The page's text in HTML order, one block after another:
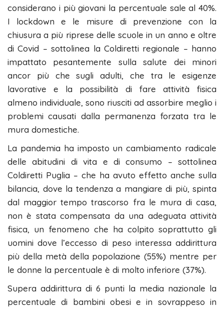
considerano i più giovani la percentuale sale al 40%.
I lockdown e le misure di prevenzione con la
chiusura a più riprese delle scuole in un anno e oltre
di Covid – sottolinea la Coldiretti regionale – hanno
impattato pesantemente sulla salute dei minori
ancor più che sugli adulti, che tra le esigenze
lavorative e la possibilità di fare attività fisica
almeno individuale, sono riusciti ad assorbire meglio i
problemi causati dalla permanenza forzata tra le
mura domestiche.
La pandemia ha imposto un cambiamento radicale
delle abitudini di vita e di consumo – sottolinea
Coldiretti Puglia – che ha avuto effetto anche sulla
bilancia, dove la tendenza a mangiare di più, spinta
dal maggior tempo trascorso fra le mura di casa,
non è stata compensata da una adeguata attività
fisica, un fenomeno che ha colpito soprattutto gli
uomini dove l’eccesso di peso interessa addirittura
più della metà della popolazione (55%) mentre per
le donne la percentuale è di molto inferiore (37%).
Supera addirittura di 6 punti la media nazionale la
percentuale di bambini obesi e in sovrappeso in